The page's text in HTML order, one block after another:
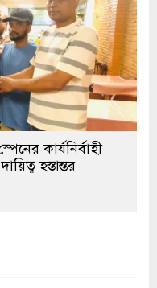
কার্যনির্বাহী
হস্তান্তর